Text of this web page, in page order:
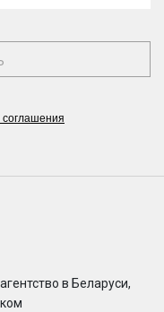
соглашения
в Беларуси,